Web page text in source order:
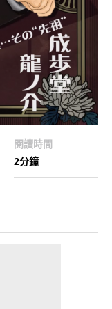
閱讀時間
2分鐘